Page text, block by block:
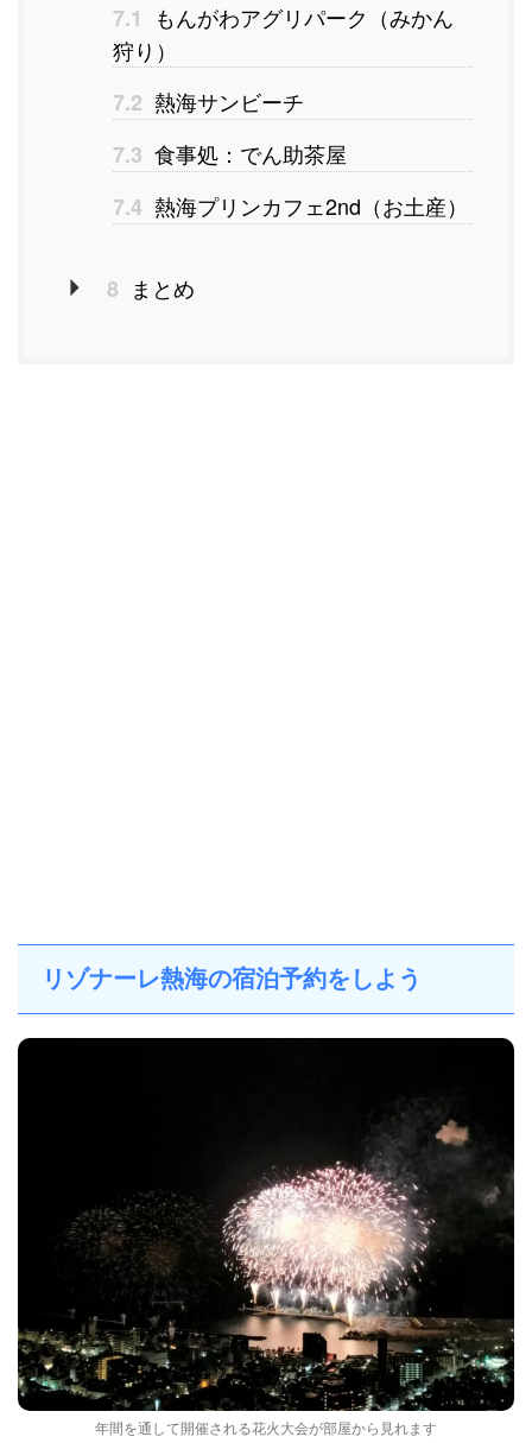
7.1
もんがわアグリパーク（みかん
狩り）
7.2 熱海サンビーチ
7.3 食事処：でん助茶屋
7.4 熱海プリンカフェ2nd（お土産）
8 まとめ
リゾナーレ熱海の宿泊予約をしよう
年間を通して開催される花火大会が部屋から見れます